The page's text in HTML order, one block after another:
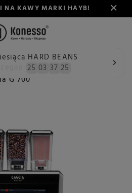
NA KAWY MARKI HAYB!
HARD BEANS
25 03 37 25
Ekspresy do kawy Rodzaj
G 700